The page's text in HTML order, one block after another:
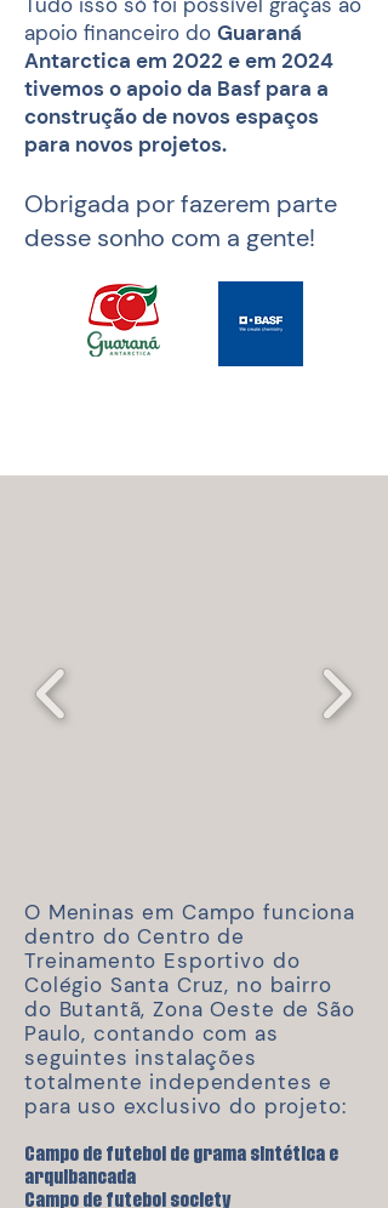
apoio financeiro do Guaraná
Antarctica em 2022 e em 2024
tivemos o apoio da Basf para a
construção de novos espaços
para novos projetos.
Obrigada por fazerem parte
desse sonho com a gente!
O Meninas em Campo funciona
dentro do Centro de
Treinamento Esportivo do
Colégio Santa Cruz, no bairro
do Butantã, Zona Oeste de São
Paulo, contando com as
seguintes instalações
totalmente independentes e
para uso exclusivo do projeto:
Campo de futebol de grama sintética e
arquibancada
Campo de futebol society